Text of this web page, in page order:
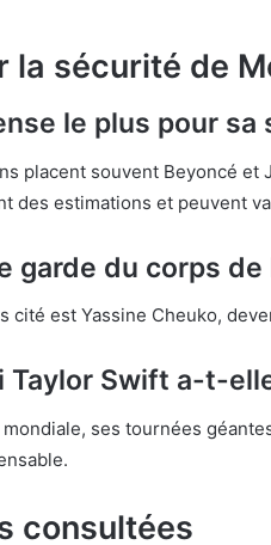
la sécurité de
le plus pour sa
placent souvent Beyoncé
des estimations et peuvent
garde du corps de
cité est Yassine Cheuko,
Taylor Swift a-t-
ses tournées
consultées